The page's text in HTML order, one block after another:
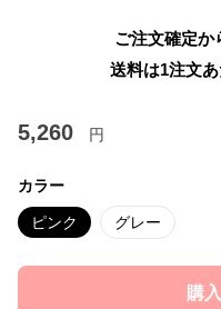
ご注文確定か
送料は1注文あ
5,260 円
カラー
ピンク グレー
購